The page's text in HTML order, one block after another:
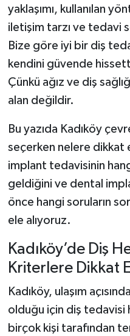
yaklaşımı, kullanılan
iletişim tarzı ve tedavi
Bize göre iyi bir diş
kendini güvende
Çünkü ağız ve diş
alan değildir.
Bu yazıda Kadıköy
seçerken nelere dikkat
implant tedavisinin
geldiğini ve dental
önce hangi soruların
ele alıyoruz.
Kadıköy’de Diş
Kriterlere Dikkat
Kadıköy, ulaşım
olduğu için diş tedavisi
birçok kişi tarafından